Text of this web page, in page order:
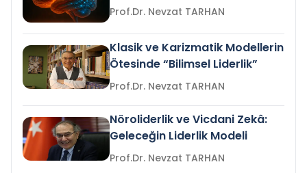
Prof.Dr. Nevzat TARHAN
Klasik ve Karizmatik Modellerin
Ötesinde “Bilimsel Liderlik”
Prof.Dr. Nevzat TARHAN
Nöroliderlik ve Vicdani Zekâ:
Geleceğin Liderlik Modeli
Prof.Dr. Nevzat TARHAN